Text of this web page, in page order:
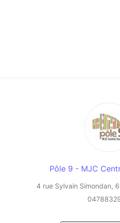
Pôle 9 - MJC
4 rue Sylvain Simondan,